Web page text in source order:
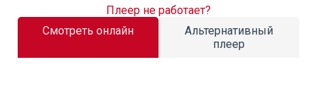
Смотреть онлайн
Альтернативный
плеер
Плеер не работает?